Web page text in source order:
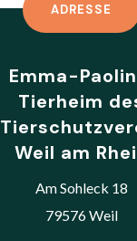
ADRESSE
Emma-
Tierheim
Weil am
Am Sohleck 18
79576 Weil